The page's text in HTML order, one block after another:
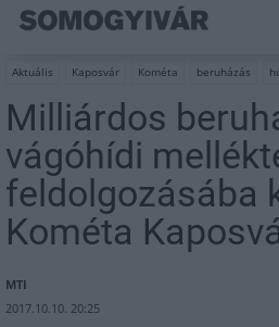
Aktuális Kaposvár Kométa beruházás
Milliárdos
vágóhídi
feldolgozásába
Kométa
MTI
2017.10.10. 20:25